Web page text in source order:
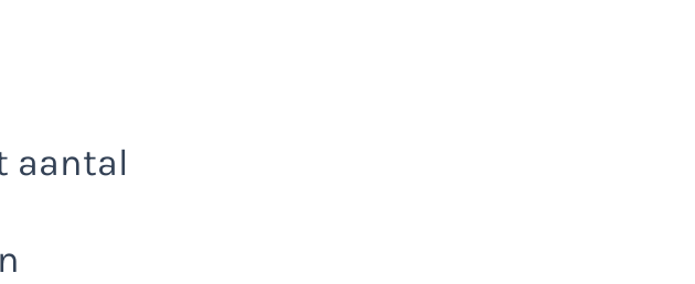
aantal